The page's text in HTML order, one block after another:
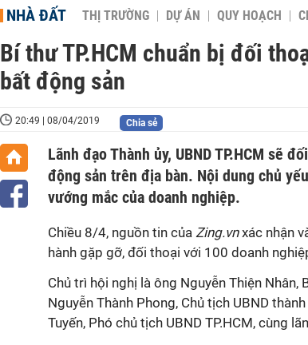
NHÀ ĐẤT THỊ TRƯỜNG DỰ ÁN QUY HOẠCH
Bí thư TP.HCM chuẩn bị đối
bất động sản
20:49 | 08/04/2019 Chia sẻ
Lãnh đạo Thành ủy, UBND TP.HCM sẽ
động sản trên địa bàn. Nội dung chủ
vướng mắc của doanh nghiệp.
Chiều 8/4, nguồn tin của Zing.vnxác nhận
hành gặp gỡ, đối thoại với 100 doanh
Chủ trì hội nghị là ông Nguyễn Thiện Nhân,
Nguyễn Thành Phong, Chủ tịch UBND
Tuyến, Phó chủ tịch UBND TP.HCM, cùng